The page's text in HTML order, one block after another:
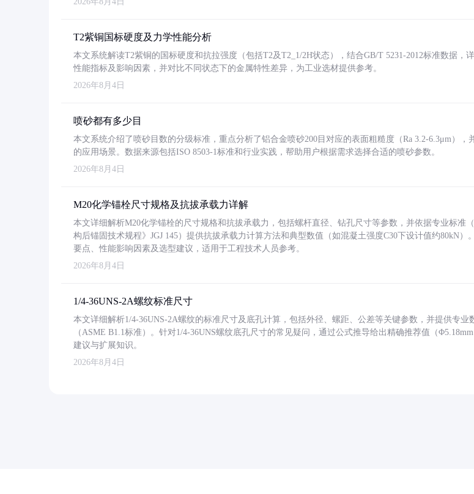
T2紫铜国标硬度及力学性能分析
本文系统解读T2紫铜的国标硬度和抗拉强度（包括T2及T2_1/2H状态），结合GB/T 5231-2012标准数据，
性能指标及影响因素，并对比不同状态下的金属特性差异，为工业选材提供参考。
2026年8月4日
喷砂都有多少目
本文系统介绍了喷砂目数的分级标准，重点分析了铝合金喷砂200目对应的表面粗糙度（Ra 3.2-6.3μm），
的应用场景。数据来源包括ISO 8503-1标准和行业实践，帮助用户根据需求选择合适的喷砂参数。
2026年8月4日
M20化学锚栓尺寸规格及抗拔承载力详解
本文详细解析M20化学锚栓的尺寸规格和抗拔承载力，包括螺杆直径、钻孔尺寸等参数，并依据专业标准
构后锚固技术规程》JGJ 145）提供抗拔承载力计算方法和典型数值（如混凝土强度C30下设计值约80kN）
要点、性能影响因素及选型建议，适用于工程技术人员参考。
2026年8月4日
1/4-36UNS-2A螺纹标准尺寸
本文详细解析1/4-36UNS-2A螺纹的标准尺寸及底孔计算，包括外径、螺距、公差等关键参数，并提供专业
（ASME B1.1标准）。针对1/4-36UNS螺纹底孔尺寸的常见疑问，通过公式推导给出精确推荐值（
建议与扩展知识。
2026年8月4日